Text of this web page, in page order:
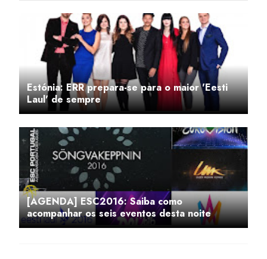
Estónia: ERR prepara-se para o maior 'Eesti
Laul' de sempre
[AGENDA] ESC2016: Saiba como
acompanhar os seis eventos desta noite